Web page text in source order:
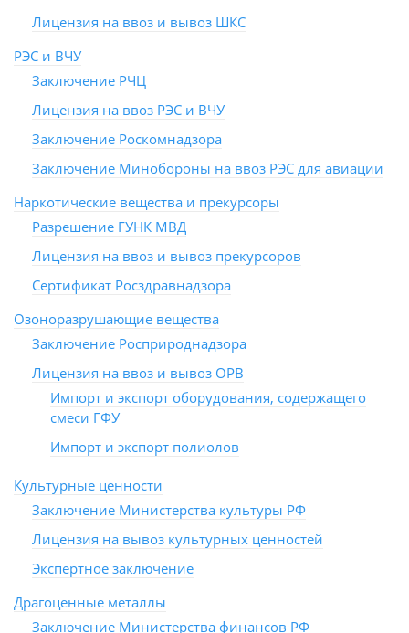
Лицензия на ввоз и вывоз ШКС
РЭС и ВЧУ
Заключение РЧЦ
Лицензия на ввоз РЭС и ВЧУ
Заключение Роскомнадзора
Заключение Минобороны на ввоз РЭС для авиации
Наркотические вещества и прекурсоры
Разрешение ГУНК МВД
Лицензия на ввоз и вывоз прекурсоров
Сертификат Росздравнадзора
Озоноразрушающие вещества
Заключение Росприроднадзора
Лицензия на ввоз и вывоз ОРВ
Импорт и экспорт оборудования, содержащего
смеси ГФУ
Импорт и экспорт полиолов
Культурные ценности
Заключение Министерства культуры РФ
Лицензия на вывоз культурных ценностей
Экспертное заключение
Драгоценные металлы
Заключение Министерства финансов РФ